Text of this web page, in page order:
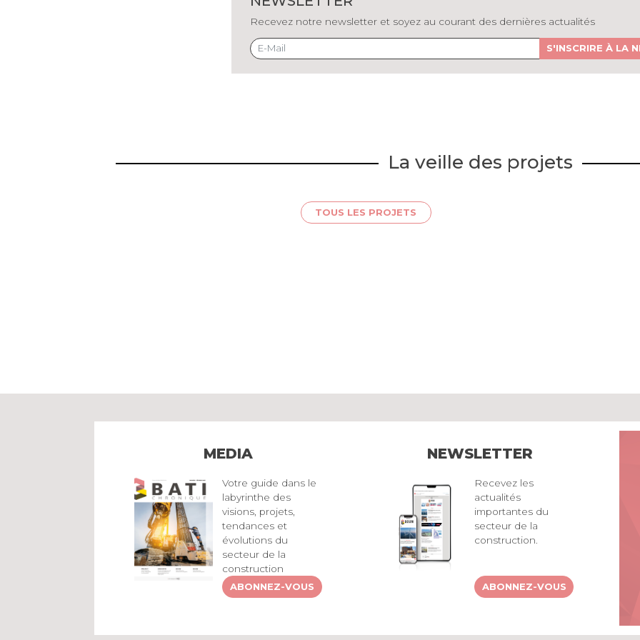
Recevez notre newsletter et soyez au courant des dernières actualités
S'INSCRIRE À LA
La veille des projets
TOUS LES PROJETS
MEDIA
Votre guide dans le
labyrinthe des
visions, projets,
tendances et
évolutions du
secteur de la
construction
ABONNEZ-VOUS
NEWSLETTER
Recevez les
actualités
importantes du
secteur de la
construction.
ABONNEZ-VOUS